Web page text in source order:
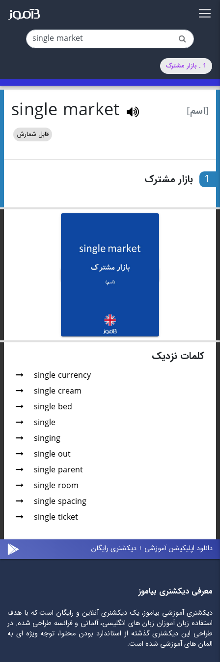
1 . بازار مشترک
[اسم] single market
قابل شمارش
1 بازار مشترک
کلمات نزدیک
single currency
single cream
single bed
single
singing
single out
single parent
single room
single spacing
single ticket
دانلود اپلیکیشن آموزشی + دیکشنری رایگان
معرفی دیکشنری بیاموز
دیکشنری آموزشی بیاموز، یک دیکشنری آنلاین و رایگان است که با هدف
استفاده زبان آموزان زبان های انگلیسی، آلمانی و فرانسه طراحی شده. در
طراحی این دیکشنری گذشته از استاندارد بودن محتوا، توجه ویژه ای به
المان های آموزشی شده است.